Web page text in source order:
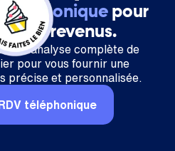
téléphoniquepour
vos revenus.
une analyse complète de
pour vous fournir une
précise et personnalisée.
téléphonique